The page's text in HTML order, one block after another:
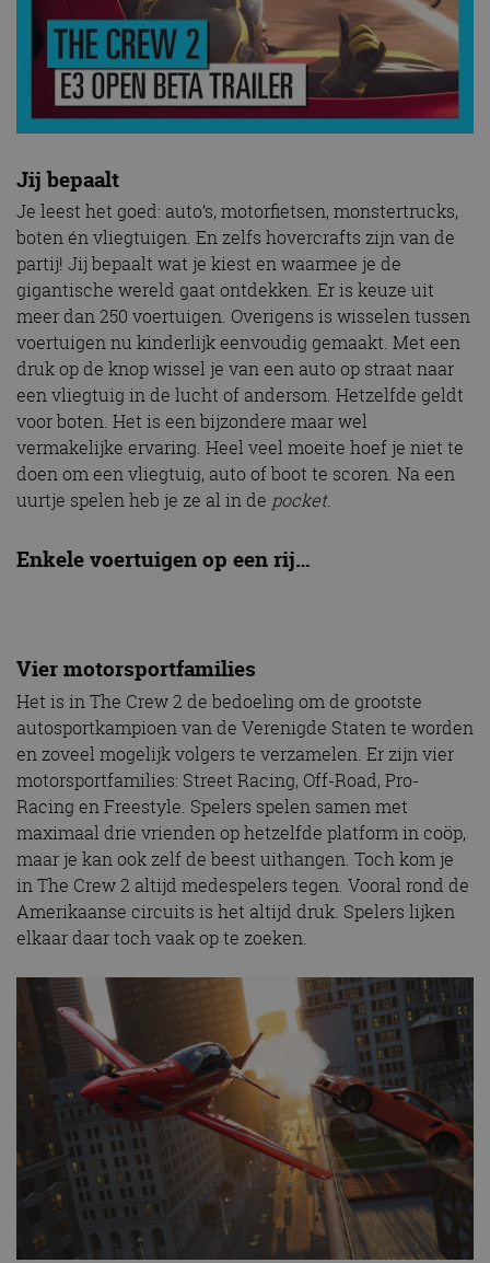
Jij bepaalt
Je leest het goed: auto’s, motorfietsen, monstertrucks,
boten én vliegtuigen. En zelfs hovercrafts zijn van de
partij! Jij bepaalt wat je kiest en waarmee je de
gigantische wereld gaat ontdekken. Er is keuze uit
meer dan 250 voertuigen. Overigens is wisselen tussen
voertuigen nu kinderlijk eenvoudig gemaakt. Met een
druk op de knop wissel je van een auto op straat naar
een vliegtuig in de lucht of andersom. Hetzelfde geldt
voor boten. Het is een bijzondere maar wel
vermakelijke ervaring. Heel veel moeite hoef je niet te
doen om een vliegtuig, auto of boot te scoren. Na een
uurtje spelen heb je ze al in de pocket.
Enkele voertuigen op een rij…
Vier motorsportfamilies
Het is in The Crew 2 de bedoeling om de grootste
autosportkampioen van de Verenigde Staten te worden
en zoveel mogelijk volgers te verzamelen. Er zijn vier
motorsportfamilies: Street Racing, Off-Road, Pro-
Racing en Freestyle. Spelers spelen samen met
maximaal drie vrienden op hetzelfde platform in coöp,
maar je kan ook zelf de beest uithangen. Toch kom je
in The Crew 2 altijd medespelers tegen. Vooral rond de
Amerikaanse circuits is het altijd druk. Spelers lijken
elkaar daar toch vaak op te zoeken.